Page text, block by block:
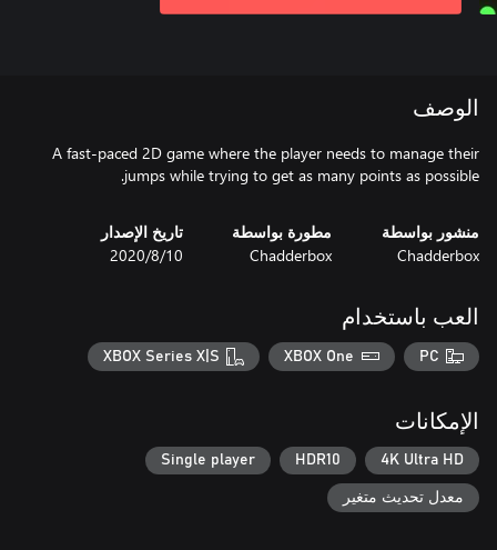
الوصف
A fast-paced 2D game where the player needs to manage their
jumps while trying to get as many points as possible.
منشور بواسطة
Chadderbox
مطورة بواسطة
Chadderbox
تاريخ الإصدار
10‏/8‏/2020
العب باستخدام
PC
XBOX One
XBOX Series X|S
الإمكانات
4K Ultra HD
HDR10
Single player
معدل تحديث متغير